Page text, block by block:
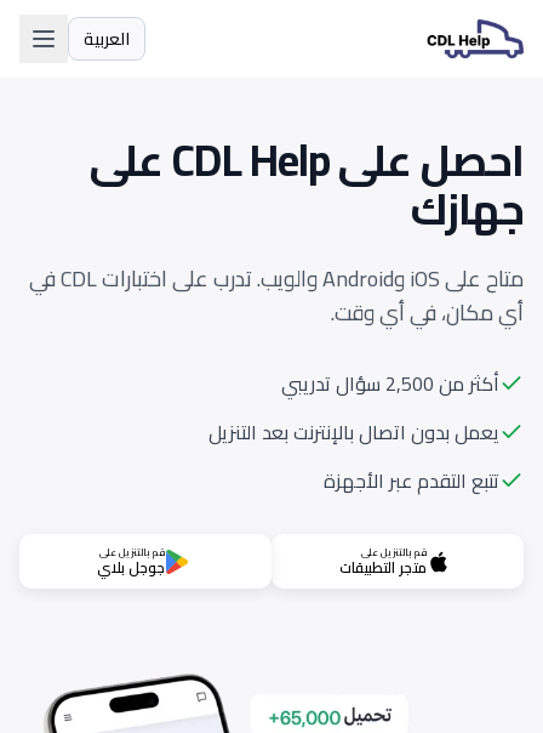
العربية
اللغة
احصل على CDL Help على
جهازك
متاح على iOS وAndroid والويب. تدرب على اختبارات CDL في
أي مكان، في أي وقت.
أكثر من 2,500 سؤال تدريبي
يعمل بدون اتصال بالإنترنت بعد التنزيل
تتبع التقدم عبر الأجهزة
قم بالتنزيل على
متجر التطبيقات
قم بالتنزيل على
جوجل بلاي